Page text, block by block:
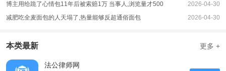
3、橘子软件库蓝奏云同时还提供了很全面的服务，众多轻人信赖的选择，安全
可靠，值得一试。
博主用给跪了心情包11年后被索赔1万 当事人,浏览量才500
2026-04-30
减肥吃全麦面包的人天塌了,热量能够反超通俗面包
2026-04-30
本类最新 更多 +
法公律师网